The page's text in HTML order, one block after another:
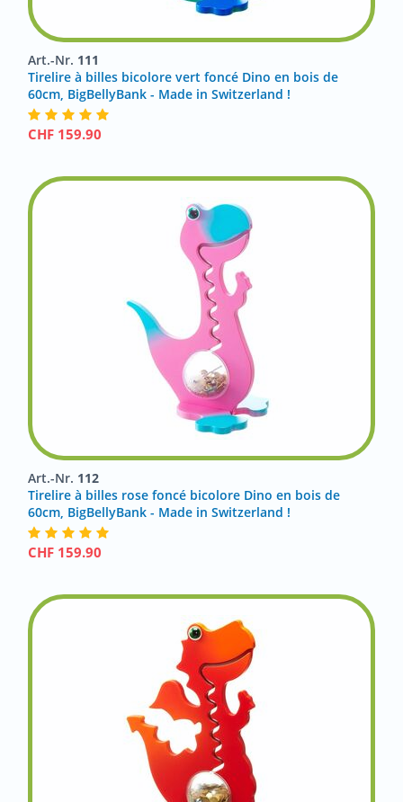
Art.-Nr. 111
Tirelire à billes bicolore vert foncé Dino en bois de
60cm, BigBellyBank - Made in Switzerland !
CHF 159.90
Art.-Nr. 112
Tirelire à billes rose foncé bicolore Dino en bois de
60cm, BigBellyBank - Made in Switzerland !
CHF 159.90